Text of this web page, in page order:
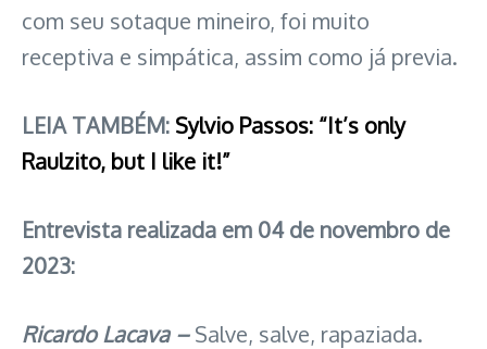
com seu sotaque mineiro, foi muito
receptiva e simpática, assim como já previa.
LEIA TAMBÉM: Sylvio Passos: “It’s only
Raulzito, but I like it!”
Entrevista realizada em 04 de novembro de
2023:
Ricardo Lacava –Salve, salve, rapaziada.